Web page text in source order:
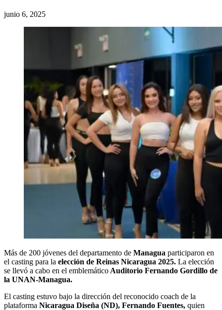
junio 6, 2025
Más de 200 jóvenes del departamento de Managua participaron en
el casting para la elección de Reinas Nicaragua 2025. La elección
se llevó a cabo en el emblemático Auditorio Fernando Gordillo de
la UNAN-Managua.
El casting estuvo bajo la dirección del reconocido coach de la
plataforma Nicaragua Diseña (ND), Fernando Fuentes, quien